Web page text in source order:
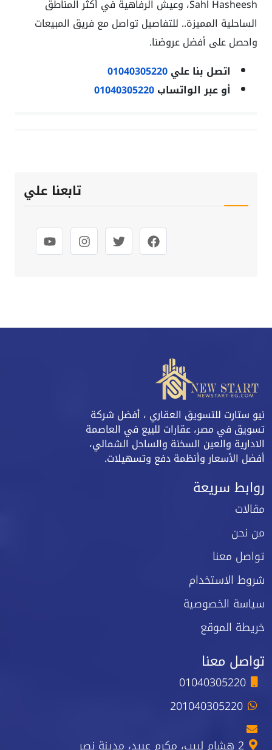
Sahl Hasheesh، وعيش الرفاهية في أكثر المناطق
الساحلية المميزة.. للتفاصيل تواصل مع فريق المبيعات
واحصل على أفضل عروضنا.
اتصل بنا علي01040305220
أو عبر الواتساب01040305220
تابعنا علي
نيو ستارت للتسويق العقاري ، أفضل شركة
تسويق في مصر، عقارات للبيع في العاصمة
الادارية والعين السخنة والساحل الشمالي،
أفضل الأسعار وأنظمة دفع وتسهيلات.
روابط سريعة
مقالات
من نحن
تواصل معنا
شروط الاستخدام
سياسة الخصوصية
خريطة الموقع
تواصل معنا
01040305220
201040305220